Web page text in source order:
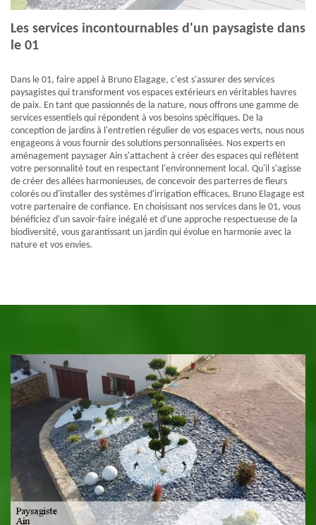
Les services incontournables d'un paysagiste dans
le 01
Dans le 01, faire appel à Bruno Elagage, c'est s'assurer des services
paysagistes qui transforment vos espaces extérieurs en véritables havres
de paix. En tant que passionnés de la nature, nous offrons une gamme de
services essentiels qui répondent à vos besoins spécifiques. De la
conception de jardins à l'entretien régulier de vos espaces verts, nous nous
engageons à vous fournir des solutions personnalisées. Nos experts en
aménagement paysager Ain s'attachent à créer des espaces qui reflètent
votre personnalité tout en respectant l'environnement local. Qu'il s'agisse
de créer des allées harmonieuses, de concevoir des parterres de fleurs
colorés ou d'installer des systèmes d'irrigation efficaces, Bruno Elagage est
votre partenaire de confiance. En choisissant nos services dans le 01, vous
bénéficiez d'un savoir-faire inégalé et d'une approche respectueuse de la
biodiversité, vous garantissant un jardin qui évolue en harmonie avec la
nature et vos envies.